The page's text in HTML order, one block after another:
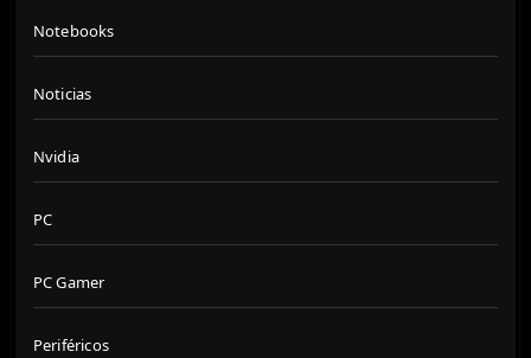
Notebooks
Noticias
Nvidia
PC
PC Gamer
Periféricos